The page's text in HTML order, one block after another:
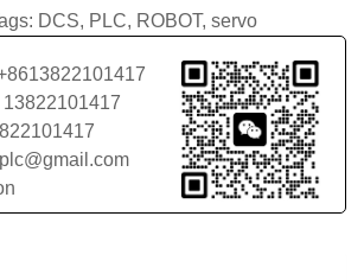
DCS, PLC, ROBOT, servo